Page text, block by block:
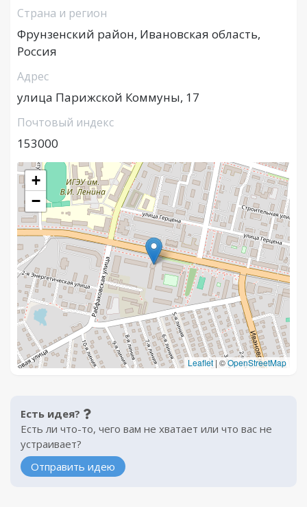
Страна и регион
Фрунзенский район, Ивановская область,
Россия
Адрес
улица Парижской Коммуны, 17
Почтовый индекс
153000
+
−
Leaflet | ©OpenStreetMap
Есть идея?
Есть ли что-то, чего вам не хватает или что вас не
устраивает?
Отправить идею